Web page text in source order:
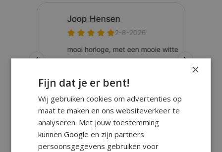
×
Fijn dat je er bent!
Wij gebruiken cookies om advertenties op
maat te maken en ons websiteverkeer te
analyseren. Met jouw toestemming
kunnen Google en zijn partners
persoonsgegevens gebruiken voor